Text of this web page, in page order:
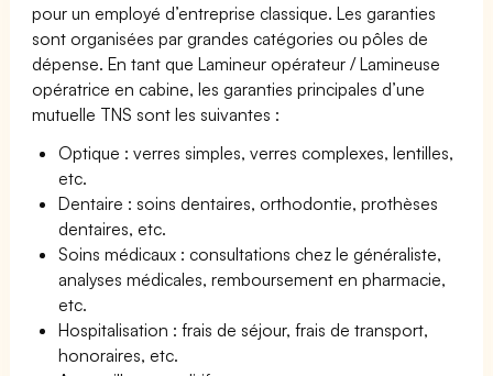
pour un employé d’entreprise classique. Les garanties
sont organisées par grandes catégories ou pôles de
dépense. En tant que Lamineur opérateur / Lamineuse
opératrice en cabine, les garanties principales d’une
mutuelle TNS sont les suivantes :
Optique : verres simples, verres complexes, lentilles,
etc.
Dentaire : soins dentaires, orthodontie, prothèses
dentaires, etc.
Soins médicaux : consultations chez le généraliste,
analyses médicales, remboursement en pharmacie,
etc.
Hospitalisation : frais de séjour, frais de transport,
honoraires, etc.